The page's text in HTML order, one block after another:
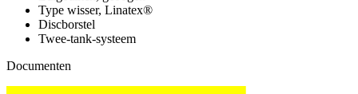
Type wisser, Linatex®
Discborstel
Twee-tank-systeem
Documenten